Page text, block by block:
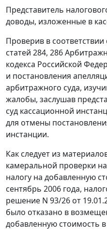
Представитель
доводы, изложенные в
Проверив в
статей 284, 286
кодекса Российской
и постановления
арбитражного суда,
жалобы, заслушав
суд кассационной
для отмены
инстанции.
Как следует из
камеральной проверки
налогу на добавленную
сентябрь 2006 года,
решение N 93/26 от
было отказано в
добавленную стоимость